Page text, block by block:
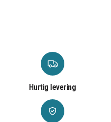
Hurtig levering